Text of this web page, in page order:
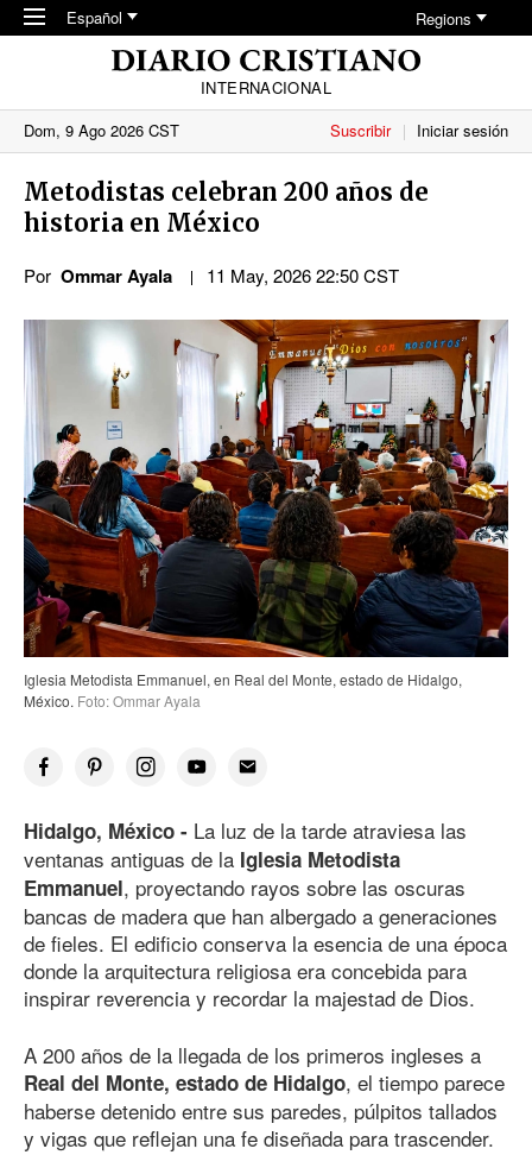
Skip to main content
Español Regions
INTERNACIONAL
Dom, 9 Ago 2026 CST
Suscribir Iniciar sesión
Metodistas celebran 200 años de
historia en México
Por Ommar Ayala 11 May, 2026 22:50 CST
Iglesia Metodista Emmanuel, en Real del Monte, estado de Hidalgo,
México. Foto: Ommar Ayala
Hidalgo, México - La luz de la tarde atraviesa las
ventanas antiguas de la Iglesia Metodista
Emmanuel, proyectando rayos sobre las oscuras
bancas de madera que han albergado a generaciones
de fieles. El edificio conserva la esencia de una época
donde la arquitectura religiosa era concebida para
inspirar reverencia y recordar la majestad de Dios.
A 200 años de la llegada de los primeros ingleses a
Real del Monte, estado de Hidalgo, el tiempo parece
haberse detenido entre sus paredes, púlpitos tallados
y vigas que reflejan una fe diseñada para trascender.